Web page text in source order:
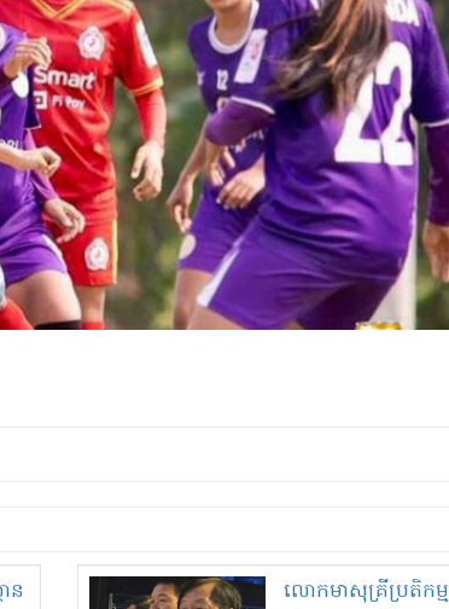
ន
លោកមា​សុ​គ្រី​ប្រតិកម្ម​